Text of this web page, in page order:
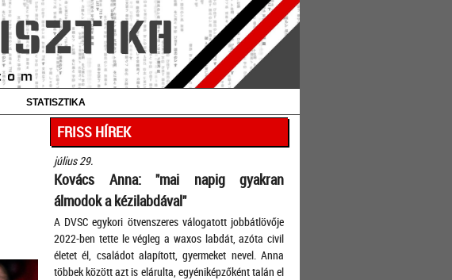
STATISZTIKA
FRISS HÍREK
július 29.
Kovács Anna: "mai napig gyakran
álmodok a kézilabdával"
A DVSC egykori ötvenszeres válogatott jobbátlövője
2022-ben tette le végleg a waxos labdát, azóta civil
életet él, családot alapított, gyermeket nevel. Anna
többek között azt is elárulta, egyéniképzőként talán el